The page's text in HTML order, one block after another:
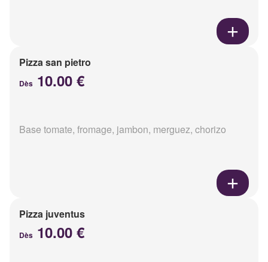
Pizza san pietro
Dès 10.00 €
Base tomate, fromage, jambon, merguez, chorizo
Pizza juventus
Dès 10.00 €